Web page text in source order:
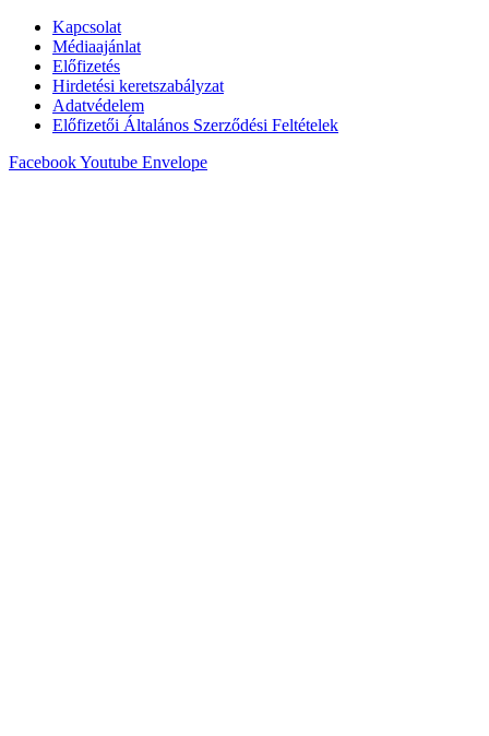
Kapcsolat
Médiaajánlat
Előfizetés
Hirdetési keretszabályzat
Adatvédelem
Előfizetői Általános Szerződési Feltételek
FacebookYoutube Envelope